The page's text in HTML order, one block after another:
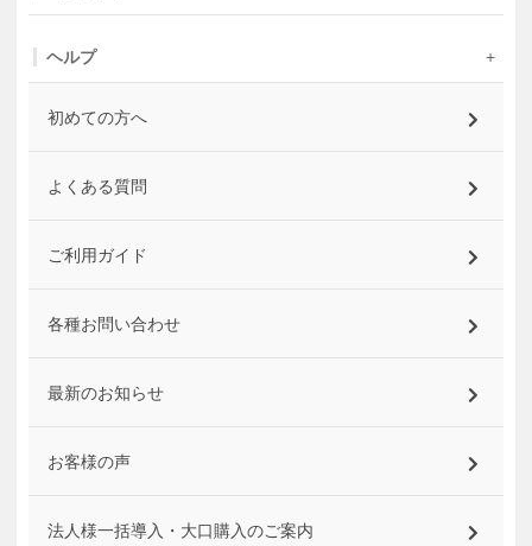
ヘルプ
初めての方へ
よくある質問
ご利用ガイド
各種お問い合わせ
最新のお知らせ
お客様の声
法人様一括導入・大口購入のご案内